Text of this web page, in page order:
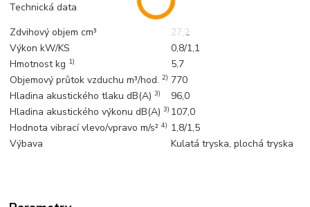
Technická data
Zdvihový objem cm³
27,2
Výkon kW/KS
0,8/1,1
Hmotnost kg 1)
5,7
Objemový průtok vzduchu m³/hod.2) 770
Hladina akustického tlaku dB(A)3)
96,0
Hladina akustického výkonu dB(A)3) 107,0
Hodnota vibrací vlevo/vpravo m/s²4) 1,8/1,5
Výbava
Kulatá tryska, plochá tryska